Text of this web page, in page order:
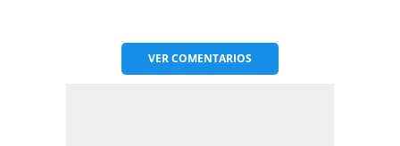
VERCOMENTARIOS